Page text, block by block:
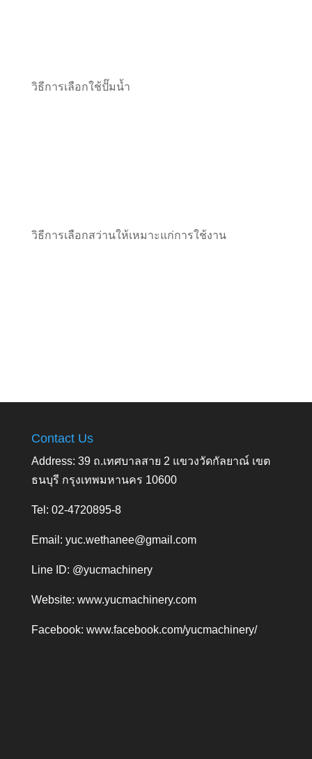
วิธีการเลือกใช้ปั๊มน้ำ
วิธีการเลือกสว่านให้เหมาะแก่การใช้งาน
Contact Us
Address: 39 ถ.เทศบาลสาย 2 แขวงวัดกัลยาณ์ เขต
ธนบุรี กรุงเทพมหานคร 10600
Tel: 02-4720895-8
Email: yuc.wethanee@gmail.com
Line ID: @yucmachinery
Website: www.yucmachinery.com
Facebook: www.facebook.com/yucmachinery/